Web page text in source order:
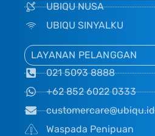
UBIQU NUSA
UBIQU SINYALKU
LAYANAN PELANGGAN
021 5093 8888
+62 852 6022 0333
customercare@ubiqu.id
Waspada Penipuan